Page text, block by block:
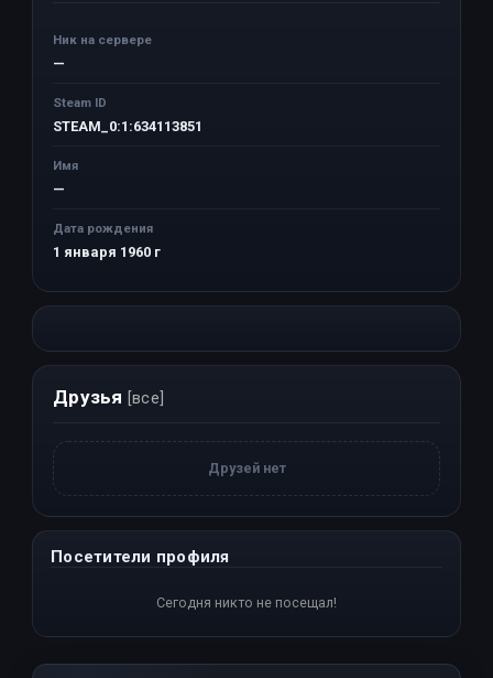
Ник на сервере
—
Steam ID
STEAM_0:1:634113851
Имя
—
Дата рождения
1 января 1960 г
Друзья [все]
Друзей нет
Посетители профиля
Сегодня никто не посещал!